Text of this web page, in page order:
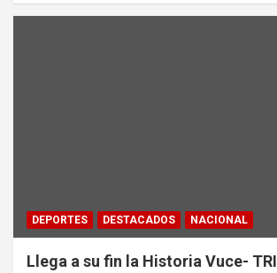
DEPORTES DESTACADOS NACIONAL
Llega a su fin la Historia Vuce- TRI